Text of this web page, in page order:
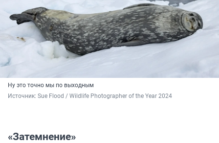
Ну это точно мы по выходным
Источник: Sue Flood / Wildlife Photographer of the Year 2024
«Затемнение»